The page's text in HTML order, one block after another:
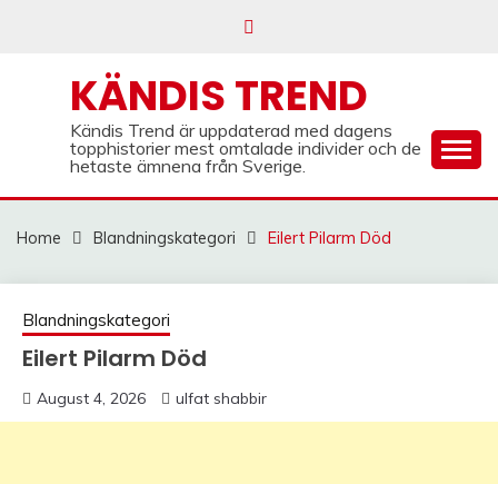
KÄNDIS TREND
Kändis Trend är uppdaterad med dagens
topphistorier mest omtalade individer och de
hetaste ämnena från Sverige.
Home Blandningskategori Eilert Pilarm Död
Blandningskategori
Eilert Pilarm Död
August 4, 2026 ulfat shabbir